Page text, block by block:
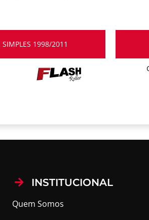
SIMPLES 1998/2011
INSTITUCIONAL
Quem Somos